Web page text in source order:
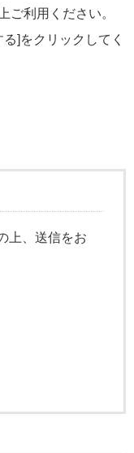
ご利用ください。
]をクリックしてく
上、送信をお